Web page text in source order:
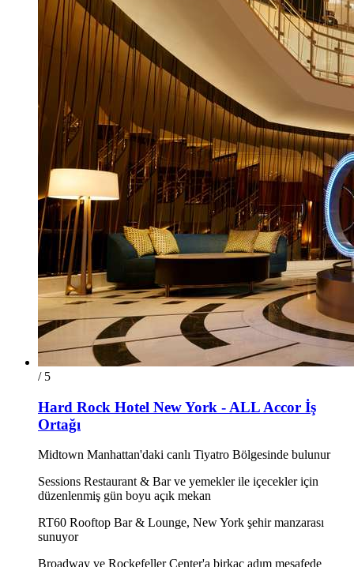
/ 5
Hard Rock Hotel New York - ALL Accor İş
Ortağı
Midtown Manhattan'daki canlı Tiyatro Bölgesinde bulunur
Sessions Restaurant & Bar ve yemekler ile içecekler için
düzenlenmiş gün boyu açık mekan
RT60 Rooftop Bar & Lounge, New York şehir manzarası
sunuyor
Broadway ve Rockefeller Center'a birkaç adım mesafede